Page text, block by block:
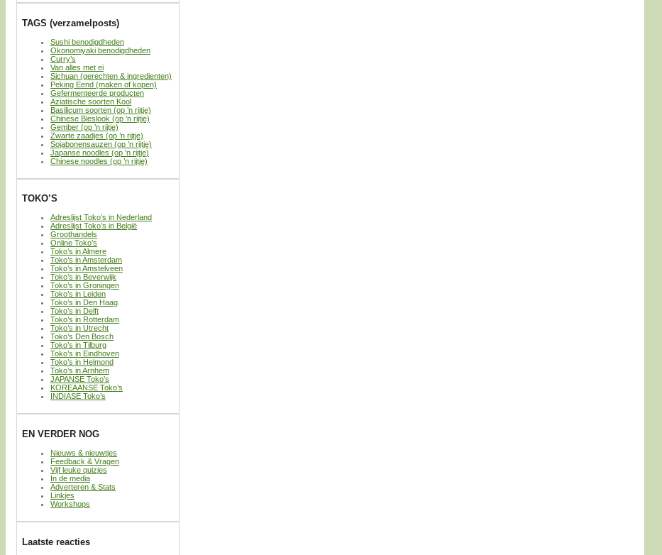
TAGS (verzamelposts)
Sushi benodigdheden
Okonomiyaki benodigdheden
Curry’s
Van alles met ei
Sichuan (gerechten & ingredienten)
Peking Eend (maken of kopen)
Gefermenteerde producten
Aziatische soorten Kool
Basilicum soorten (op ’n rijtje)
Chinese Bieslook (op ’n rijtje)
Gember (op ’n rijtje)
Zwarte zaadjes (op ’n rijtje)
Sojabonensauzen (op ’n rijtje)
Japanse noodles (op ’n rijtje)
Chinese noodles (op ’n rijtje)
TOKO’S
Adreslijst Toko’s in Nederland
Adreslijst Toko’s in België
Groothandels
Online Toko’s
Toko’s in Almere
Toko’s in Amsterdam
Toko’s in Amstelveen
Toko’s in Beverwijk
Toko’s in Groningen
Toko’s in Leiden
Toko’s in Den Haag
Toko’s in Delft
Toko’s in Rotterdam
Toko’s in Utrecht
Toko’s Den Bosch
Toko’s in Tilburg
Toko’s in Eindhoven
Toko’s in Helmond
Toko’s in Arnhem
JAPANSE Toko’s
KOREAANSE Toko’s
INDIASE Toko’s
EN VERDER NOG
Nieuws & nieuwtjes
Feedback & Vragen
Vijf leuke quizjes
In de media
Adverteren & Stats
Linkjes
Workshops
Laatste reacties